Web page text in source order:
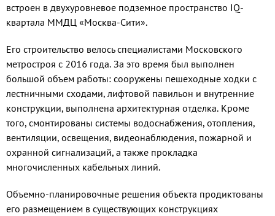
встроен в двухуровневое подземное пространство IQ-
квартала ММДЦ «Москва-Сити».
Его строительство велось специалистами Московского
метростроя с 2016 года. За это время был выполнен
большой объем работы: сооружены пешеходные ходки с
лестничными сходами, лифтовой павильон и внутренние
конструкции, выполнена архитектурная отделка. Кроме
того, смонтированы системы водоснабжения, отопления,
вентиляции, освещения, видеонаблюдения, пожарной и
охранной сигнализаций, а также прокладка
многочисленных кабельных линий.
Объемно-планировочные решения объекта продиктованы
его размещением в существующих конструкциях